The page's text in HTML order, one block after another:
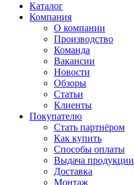
Каталог
Компания
О компании
Производство
Команда
Вакансии
Новости
Обзоры
Статьи
Клиенты
Покупателю
Стать партнёром
Как купить
Способы оплаты
Выдача продукции
Доставка
Монтаж